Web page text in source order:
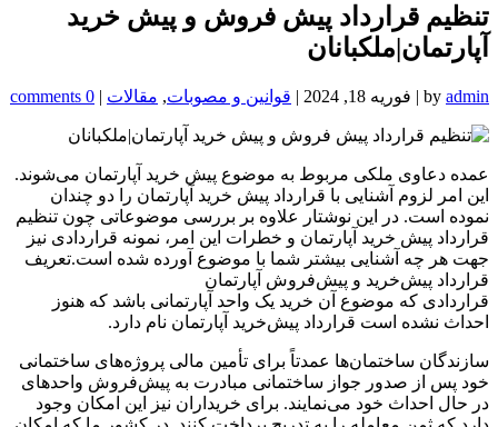
تنظیم قرارداد پیش فروش و پیش خرید
آپارتمان|ملکبانان
by admin
| فوریه 18, 2024 | قوانین و مصوبات, مقالات |
0 comments
عمده دعاوی ملکی مربوط به موضوع پیش خرید آپارتمان می‌شوند.
این امر لزوم آشنایی با قرارداد پیش خرید آپارتمان را دو چندان
نموده است. در این نوشتار علاوه بر بررسی موضوعاتی چون تنظیم
قرارداد پیش خرید آپارتمان و خطرات این امر، نمونه قراردادی نیز
جهت هر چه آشنایی بیشتر شما با موضوع آورده شده است.تعریف
قرارداد پیش‌خرید و پیش‌فروش آپارتمان
قراردادی که موضوع آن خرید یک واحد آپارتمانی باشد که هنوز
احداث نشده است قرارداد پیش‌خرید آپارتمان نام دارد.
سازندگان ساختمان‌ها عمدتاً برای تأمین مالی پروژه‌های ساختمانی
خود پس از صدور جواز ساختمانی مبادرت به پیش‌فروش واحد‌های
در حال احداث خود می‌نمایند. برای خریداران نیز این امکان وجود